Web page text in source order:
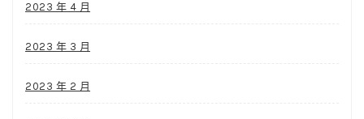
2023 年 4 月
2023 年 3 月
2023 年 2 月